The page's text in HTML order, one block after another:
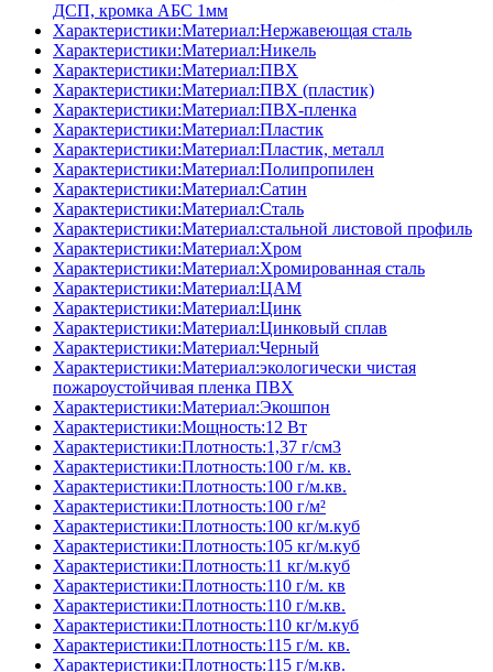
ДСП, кромка AБC 1мм
Характеристики:Материал:Нержавеющая сталь
Характеристики:Материал:Никель
Характеристики:Материал:ПВХ
Характеристики:Материал:ПВХ (пластик)
Характеристики:Материал:ПВХ-пленка
Характеристики:Материал:Пластик
Характеристики:Материал:Пластик, металл
Характеристики:Материал:Полипропилен
Характеристики:Материал:Сатин
Характеристики:Материал:Сталь
Характеристики:Материал:стальной листовой профиль
Характеристики:Материал:Хром
Характеристики:Материал:Хромированная сталь
Характеристики:Материал:ЦАМ
Характеристики:Материал:Цинк
Характеристики:Материал:Цинковый сплав
Характеристики:Материал:Черный
Характеристики:Материал:экологически чистая
пожароустойчивая пленка ПВХ
Характеристики:Материал:Экошпон
Характеристики:Мощность:12 Вт
Характеристики:Плотность:1,37 г/см3
Характеристики:Плотность:100 г/м. кв.
Характеристики:Плотность:100 г/м.кв.
Характеристики:Плотность:100 г/м²
Характеристики:Плотность:100 кг/м.куб
Характеристики:Плотность:105 кг/м.куб
Характеристики:Плотность:11 кг/м.куб
Характеристики:Плотность:110 г/м. кв
Характеристики:Плотность:110 г/м.кв.
Характеристики:Плотность:110 кг/м.куб
Характеристики:Плотность:115 г/м. кв.
Характеристики:Плотность:115 г/м.кв.